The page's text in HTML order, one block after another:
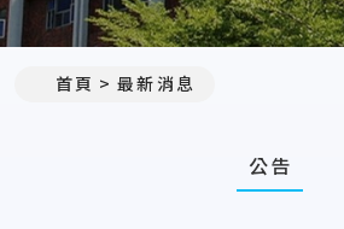
首頁 最新消息
公告